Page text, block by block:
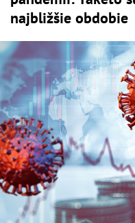
najbližšie obdobie